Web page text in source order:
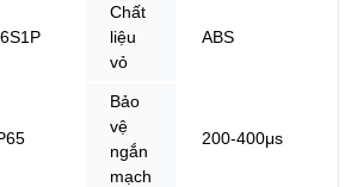
Chất
liệu
vỏ
ABS
Bảo
vệ
ngắn
mạch
200-400μs